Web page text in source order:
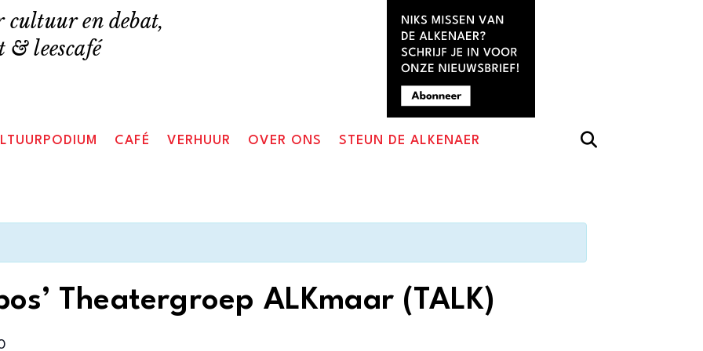
cultuur en debat,
leescafé
CAFÉ VERHUUR OVER ONS STEUN DE ALKENAER
Theatergroep ALKmaar (TALK)